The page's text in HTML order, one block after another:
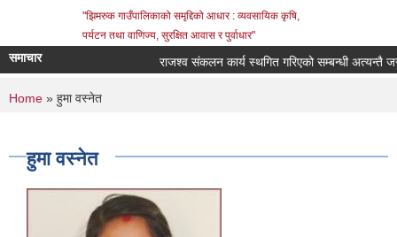
"झिमरुक गाउँपालिकाको समृद्दिको आधार : व्यवसायिक कृषि,
पर्यटन तथा वाणिज्य, सुरक्षित आवास र पुर्वाधार"
समाचार राजश्व संकलन कार्य स्थगित गरिएको सम्बन्धी अत्यन्तै
You are here
Home » हुमा वस्‍नेत
हुमा वस्‍नेत